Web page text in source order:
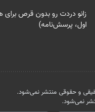
زانو دردت رو بدون قرص
اول، پرسش‌نامه)
و حقوقی منتشر نمی‌شود.
نمی‌شود.